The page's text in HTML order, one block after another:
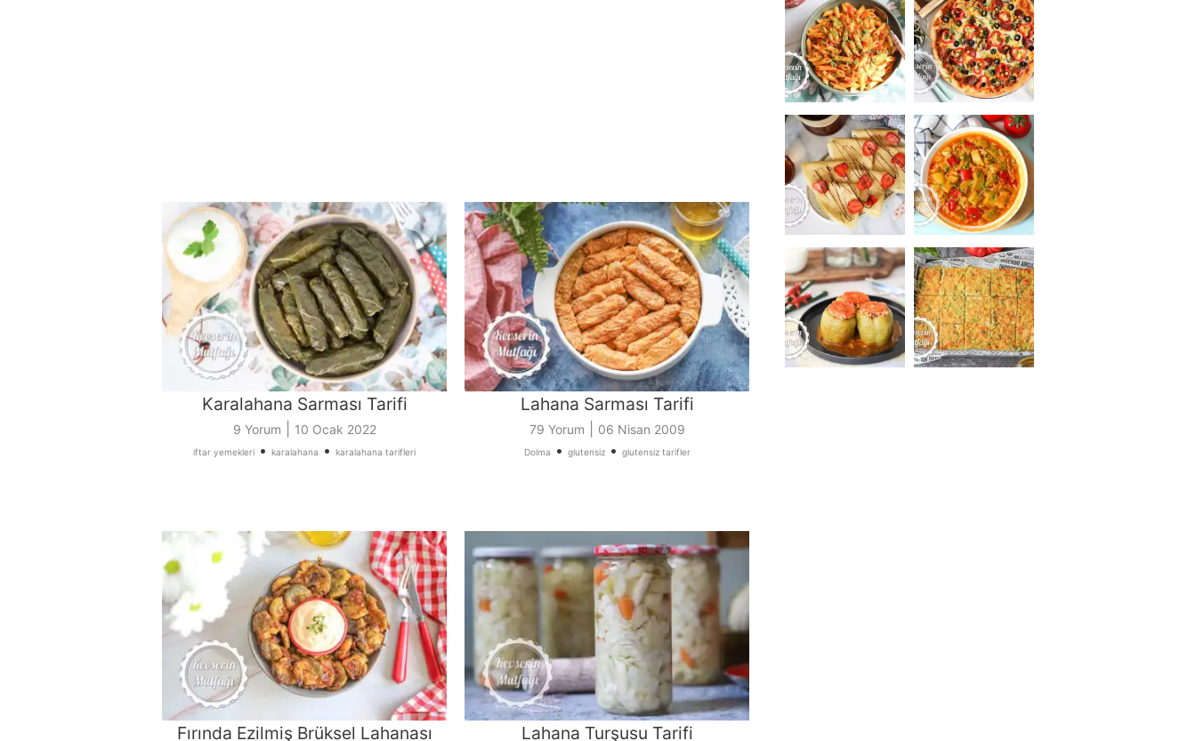
Karalahana Sarması Tarifi
9 Yorum 10 Ocak 2022
iftar yemekleri • karalahana • karalahana tarifleri
Lahana Sarması Tarifi
79 Yorum 06 Nisan 2009
Dolma • glutensiz• glutensiz tarifler
Fırında Ezilmiş Brüksel Lahanası
Lahana Turşusu Tarifi